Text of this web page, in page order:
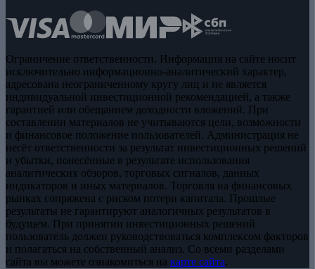
Ограничение ответственности. Информация на сайте носит
исключительно информационно-аналитический характер,
адресована неограниченному кругу лиц и не является
индивидуальной инвестиционной рекомендацией, а также
гарантией или обещанием доходности вложений. При
составлении материалов не учитываются цели, возможности
и финансовое положение пользователей. Администрация не
несёт ответственности за результат инвестиционных решений
и убытки, понесённые в результате использования
аналитических обзоров, торговых сигналов, данных
индикаторов и иных материалов. Торговля на финансовых
рынках сопряжена с риском потери капитала. Прошлые
результаты не гарантируют аналогичных результатов в
будущем. При принятии инвестиционных решений
пользователь должен руководствоваться комплексом факторов
и полагаться на собственный анализ. Со всеми разделами
сайта вы можете ознакомиться на карте сайта.